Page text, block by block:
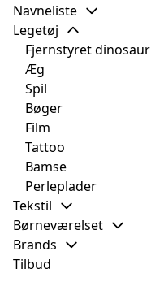
Navneliste
Legetøj
Fjernstyret dinosaur
Æg
Spil
Bøger
Film
Tattoo
Bamse
Perleplader
Tekstil
Børneværelset
Brands
Tilbud